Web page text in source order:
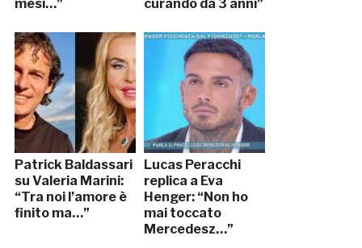
mesi…”
curando da 3 anni”
Patrick Baldassari
su Valeria Marini:
“Tra noi l’amore è
finito ma…”
Lucas Peracchi
replica a Eva
Henger: “Non ho
mai toccato
Mercedesz…”